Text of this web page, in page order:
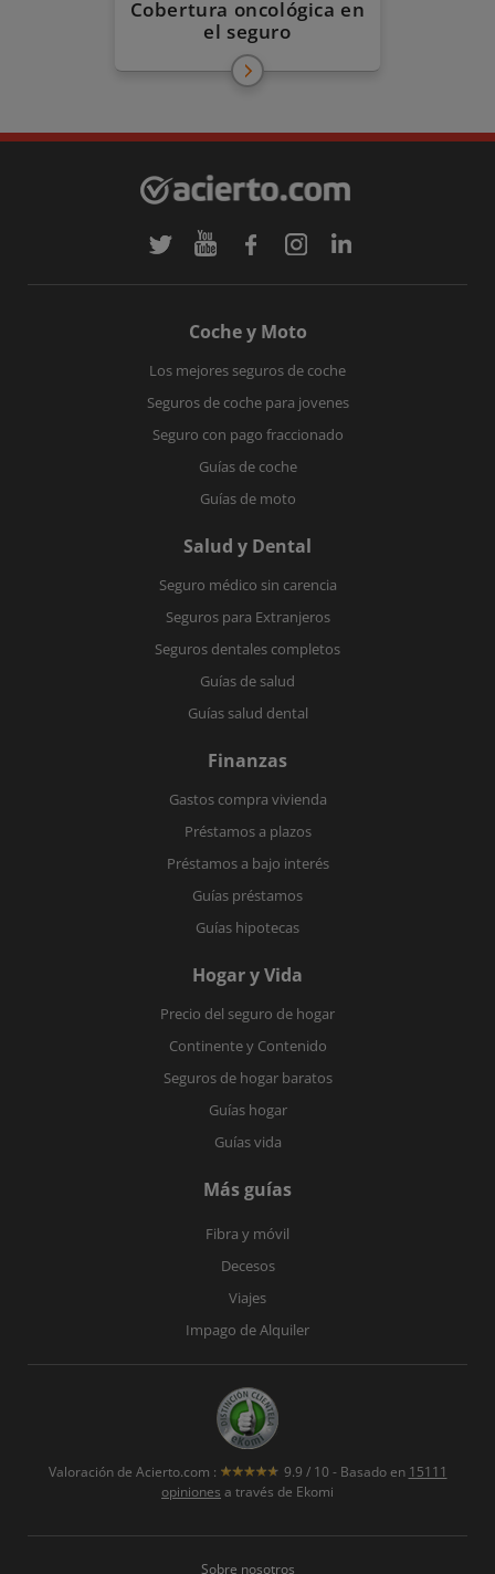
Cobertura oncológica en
el seguro
Coche y Moto
Los mejores seguros de coche
Seguros de coche para jovenes
Seguro con pago fraccionado
Guías de coche
Guías de moto
Salud y Dental
Seguro médico sin carencia
Seguros para Extranjeros
Seguros dentales completos
Guías de salud
Guías salud dental
Finanzas
Gastos compra vivienda
Préstamos a plazos
Préstamos a bajo interés
Guías préstamos
Guías hipotecas
Hogar y Vida
Precio del seguro de hogar
Continente y Contenido
Seguros de hogar baratos
Guías hogar
Guías vida
Más guías
Fibra y móvil
Decesos
Viajes
Impago de Alquiler
Valoración de Acierto.com : 9.9 / 10 - Basado en 15111
opiniones a través de Ekomi
Sobre nosotros